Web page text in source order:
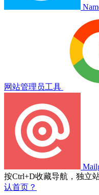
网站管理员工具
按Ctrl+D收藏导航，独立
认首页？